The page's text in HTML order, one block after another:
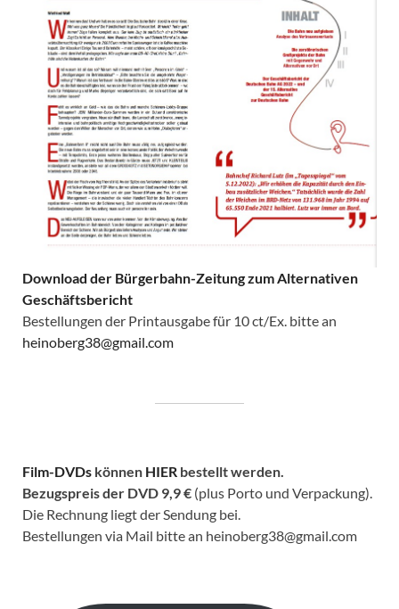
Download der Bürgerbahn-Zeitung zum Alternativen
Geschäftsbericht
Bestellungen der Printausgabe für 10 ct/Ex. bitte an
heinoberg38@gmail.com
Film-DVDs können HIER bestellt werden.
Bezugspreis der DVD 9,9 € (plus Porto und Verpackung).
Die Rechnung liegt der Sendung bei.
Bestellungen via Mail bitte an heinoberg38@gmail.com